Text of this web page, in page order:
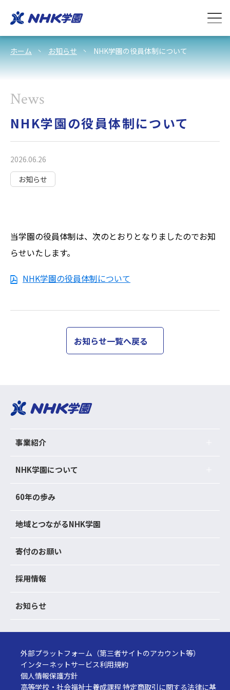
ホーム お知らせ NHK学園の役員体制について
News
NHK学園の役員体制について
2026.06.26
お知らせ
当学園の役員体制は、次のとおりとなりましたのでお知
らせいたします。
NHK学園の役員体制について
お知らせ一覧へ戻る
事業紹介
NHK学園について
60年の歩み
地域とつながるNHK学園
寄付のお願い
採用情報
お知らせ
外部プラットフォーム（第三者サイトのアカウント等）
インターネットサービス利用規約
個人情報保護方針
高等学校・社会福祉士養成課程 特定商取引に関する法律に基